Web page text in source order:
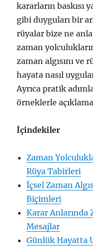
kararların baskısı
gibi duyguları bir
rüyalar bize ne
zaman
zaman algısını
hayata nasıl
Ayrıca pratik
örneklerle
İçindekiler
Zaman
Rüya Tabirleri
İçsel Zaman
Biçimleri
Karar Anlarında
Mesajlar
Günlük Hayatta